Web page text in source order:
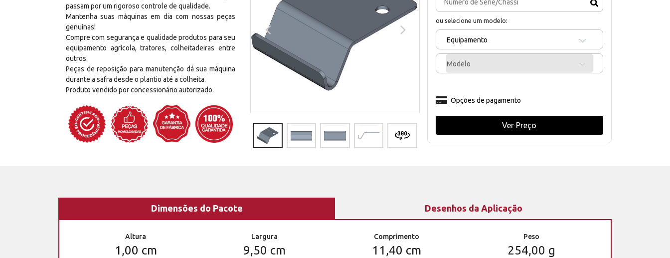
passam por um rigoroso controle de qualidade.
Mantenha suas máquinas em dia com nossas peças
genuínas!
Compre com segurança e qualidade produtos para seu
equipamento agrícola, tratores, colheitadeiras entre
outros.
Peças de reposição para manutenção dá sua máquina
durante a safra desde o plantio até a colheita.
Produto vendido por concessionário autorizado.
ou selecione um modelo:
Equipamento
Modelo
Opções de pagamento
Ver Preço
Dimensões do Pacote Desenhos da Aplicação
Altura
1,00 cm
Largura
9,50 cm
Comprimento
11,40 cm
Peso
254,00 g